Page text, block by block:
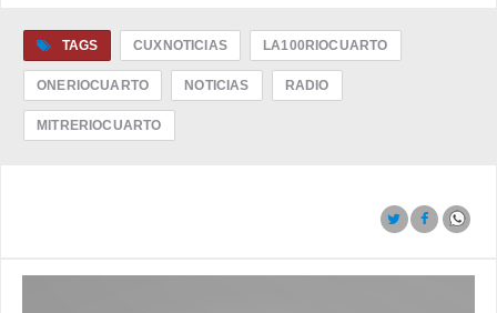
TAGS CUXNOTICIAS LA100RIOCUARTO
ONERIOCUARTO NOTICIAS RADIO
MITRERIOCUARTO